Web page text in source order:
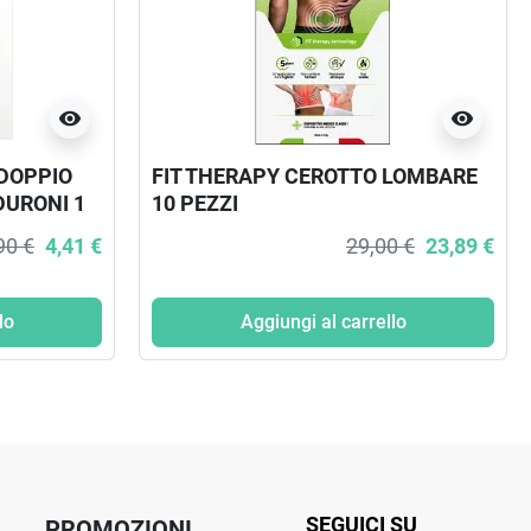
visibility
1
€ 4,41 €
visibility
FIT THERAPY CEROTTO LOMBARE
10 PEZZI
29,00 € 23,89 €
Aggiungi al carrello
SEGUICI SU